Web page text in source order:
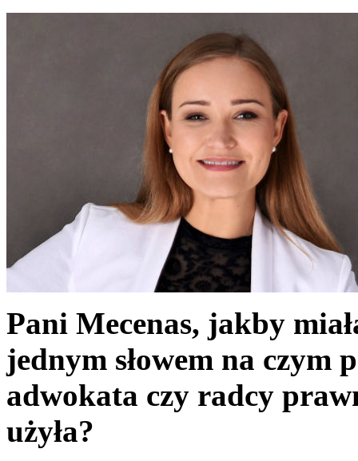
Pani Mecenas, jakby
jednym słowem na czym
adwokata czy radcy
użyła?